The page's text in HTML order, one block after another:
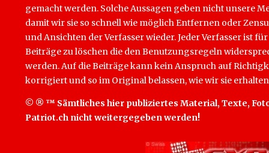
gemacht werden. Solche Aussagen geben nicht unsere
damit wir sie so schnell wie möglich Entfernen oder
und Ansichten der Verfasser wieder. Jeder Verfasser ist
Beiträge zu löschen die den Benutzungsregeln
werden. Auf die Beiträge kann kein Anspruch auf
korrigiert und so im Original belassen, wie wir sie
© ® ™ Sämtliches hier publiziertes Material, Texte,
Patriot.ch nicht weitergegeben werden!